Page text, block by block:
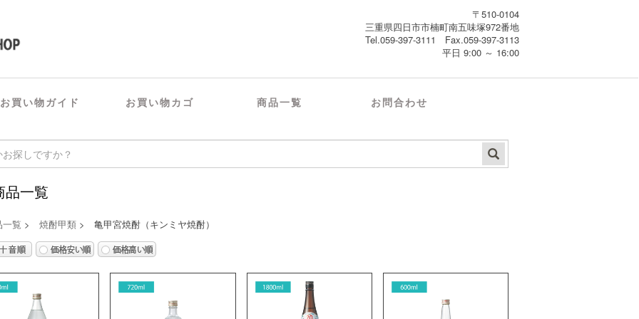
〒510-0104
三重県四日市市楠町南五味塚972番地
Tel.059-397-3111 Fax.059-397-3113
平日 9:00 ～ 16:00
お買い物ガイド お買い物カゴ 商品一覧 お問合わせ
品一覧
一覧 > 焼酎甲類 > 亀甲宮焼酎（キンミヤ焼酎）